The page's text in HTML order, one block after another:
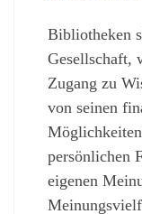
Bibliotheken
Gesellschaft,
Zugang zu
von seinen
persönlichen
eigenen